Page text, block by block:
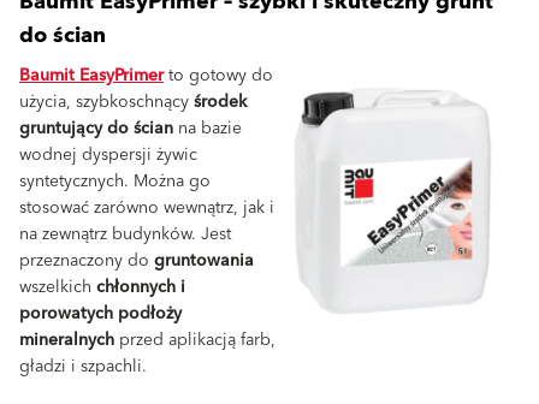
do ścian
Baumit EasyPrimerto gotowy do
użycia, szybkoschnącyśrodek
gruntujący do ścian na bazie
wodnej dyspersji żywic
syntetycznych. Można go
stosować zarówno wewnątrz, jak i
na zewnątrz budynków. Jest
przeznaczony do gruntowania
wszelkich chłonnych i
porowatych podłoży
mineralnych przed aplikacją farb,
gładzi i szpachli.